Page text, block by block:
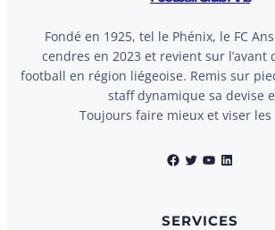
Fondé en 1925, tel le Phénix, le FC
cendres en 2023 et revient sur l’avant
football en région liégeoise. Remis sur
staff dynamique sa devise
Toujours faire mieux et viser les
Facebook Twitter YouTube LinkedIn
SERVICES